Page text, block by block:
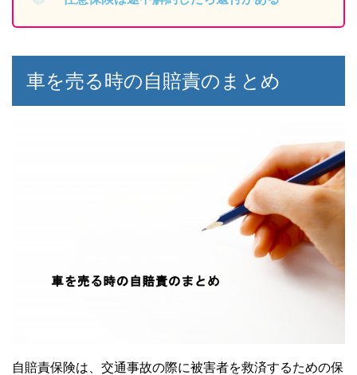
車を売る時の自賠責のまとめ
自賠責保険は、交通事故の際に被害者を救済するための保